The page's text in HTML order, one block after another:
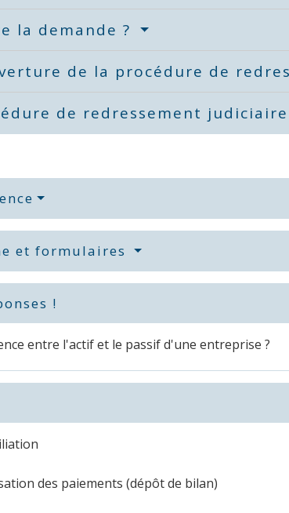
la demande ?
de la procédure de
de redressement judiciaire
et formulaires
!
entre l'actif et le passif d'une entreprise ?
des paiements (dépôt de bilan)